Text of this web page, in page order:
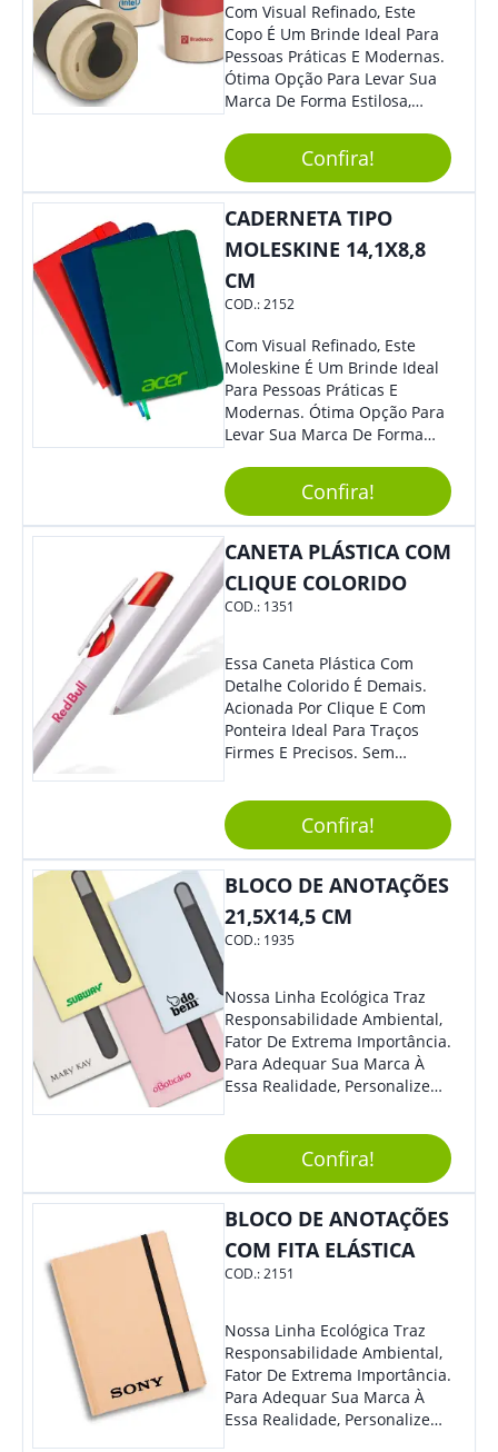
Com Visual Refinado, Este
Copo É Um Brinde Ideal Para
Pessoas Práticas E Modernas.
Ótima Opção Para Levar Sua
Marca De Forma Estilosa,
Empresa Em Eventos,
Reuniões Corporativas Ou Até
Mesmo Para Presentear
Colaboradores.
Confira!
CADERNETA TIPO
MOLESKINE 14,1X8,8
CM
COD.:2152
Com Visual Refinado, Este
Moleskine É Um Brinde Ideal
Para Pessoas Práticas E
Modernas. Ótima Opção Para
Levar Sua Marca De Forma
Sua Empresa Em Eventos,
Reuniões Corporativas Ou Até
Mesmo Para Presentear
Colaboradores E Parceiros De
Confira!
CANETA PLÁSTICA COM
CLIQUE COLORIDO
COD.: 1351
Essa Caneta Plástica Com
Detalhe Colorido É Demais.
Acionada Por Clique E Com
Ponteira Ideal Para Traços
Firmes E Precisos. Sem
Brinde Para Representar Sua
Marca. Dimensões: 1.6 Cm X
13.7 Cm X 1.6 Cm
Confira!
BLOCO DE ANOTAÇÕES
21,5X14,5 CM
COD.: 1935
Nossa Linha Ecológica Traz
Responsabilidade Ambiental,
Fator De Extrema Importância.
Para Adequar Sua Marca À
Essa Realidade, Personalize
Anotações Com Post-It E
Caneta. Elaborado A Partir De
Material Reciclado, O Brinde
Também É Prático, Tornando-
Se Assim Excelente Para Uso
Cotidiano. Perfeito, Não É?!
Confira!
BLOCO DE ANOTAÇÕES
COM FITA ELÁSTICA
COD.:2151
Nossa Linha Ecológica Traz
Responsabilidade Ambiental,
Fator De Extrema Importância.
Para Adequar Sua Marca À
Essa Realidade, Personalize